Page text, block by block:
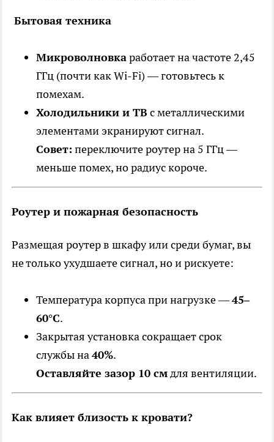
Бытовая техника
Микроволновкаработает на частоте 2,45
ГГц (почти как Wi-Fi) — готовьтесь к
помехам.
Холодильники и ТВ с металлическими
элементами экранируют сигнал.
Совет: переключите роутер на 5 ГГц —
меньше помех, но радиус короче.
Роутер и пожарная безопасность
Размещая роутер в шкафу или среди бумаг, вы
не только ухудшаете сигнал, но и рискуете:
Температура корпуса при нагрузке —45–
60°C.
Закрытая установка сокращает срок
службы на40%.
Оставляйте зазор 10 смдля вентиляции.
Как влияет близость к кровати?